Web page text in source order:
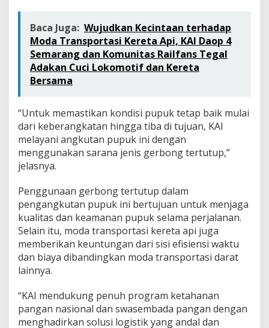
Baca Juga: Wujudkan Kecintaan terhadap
Moda Transportasi Kereta Api, KAI Daop 4
Semarang dan Komunitas Railfans Tegal
Adakan Cuci Lokomotif dan Kereta
Bersama
“Untuk memastikan kondisi pupuk tetap baik mulai
dari keberangkatan hingga tiba di tujuan, KAI
melayani angkutan pupuk ini dengan
menggunakan sarana jenis gerbong tertutup,”
jelasnya.
Penggunaan gerbong tertutup dalam
pengangkutan pupuk ini bertujuan untuk menjaga
kualitas dan keamanan pupuk selama perjalanan.
Selain itu, moda transportasi kereta api juga
memberikan keuntungan dari sisi efisiensi waktu
dan biaya dibandingkan moda transportasi darat
lainnya.
“KAI mendukung penuh program ketahanan
pangan nasional dan swasembada pangan dengan
menghadirkan solusi logistik yang andal dan